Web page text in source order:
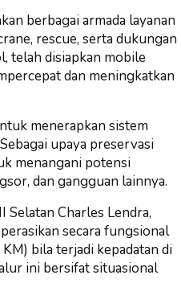
berbagai armada layanan
rescue, serta dukungan
telah disiapkan mobile
dan meningkatkan
menerapkan sistem
upaya preservasi
menangani potensi
dan gangguan lainnya.
Selatan Charles Lendra,
secara fungsional
bila terjadi kepadatan di
ini bersifat situasional